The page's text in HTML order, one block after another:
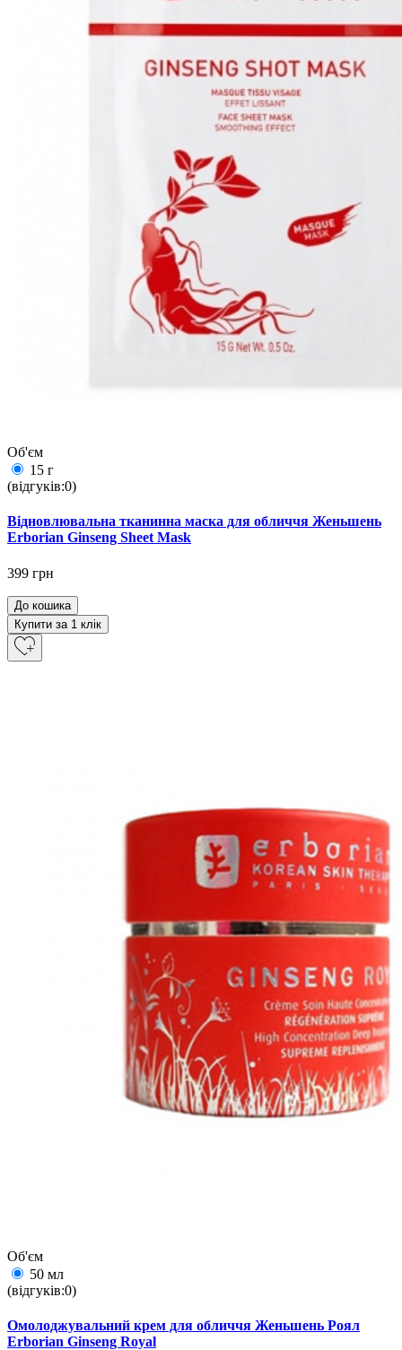
Об'єм
15 г
(відгуків:0)
Відновлювальна тканинна маска для обличчя Женьшень
Erborian Ginseng Sheet Mask
399 грн
До кошика
Купити за 1 клiк
Об'єм
50 мл
(відгуків:0)
Омолоджувальний крем для обличчя Женьшень Роял
Erborian Ginseng Royal